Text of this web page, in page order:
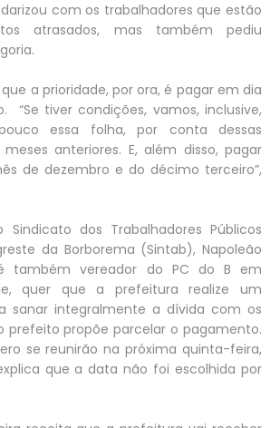
com os trabalhadores que estão
atrasados, mas também pediu
a prioridade, por ora, é pagar em dia
“Se tiver condições, vamos, inclusive,
essa folha, por conta dessas
anteriores. E, além disso, pagar
de dezembro e do décimo terceiro”,
Sindicato dos Trabalhadores Públicos
da Borborema (Sintab), Napoleão
também vereador do PC do B em
quer que a prefeitura realize um
sanar integralmente a dívida com os
prefeito propõe parcelar o pagamento.
se reunirão na próxima quinta-feira,
que a data não foi escolhida por